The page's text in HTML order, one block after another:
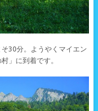
30分。ようやくマイエン
」に到着です。